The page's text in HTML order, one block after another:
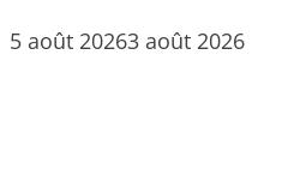
5 août 20263 août 2026